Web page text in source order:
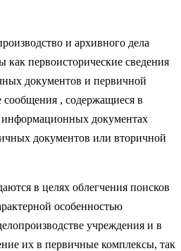
и архивного дела
как первоисторические сведения
документов и первичной
, содержащиеся в
документах
документов или вторичной
в целях облегчения поисков
особенностью
учреждения и в
их в первичные комплексы, так